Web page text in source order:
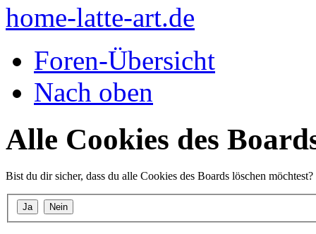
home-latte-art.de
Foren-Übersicht
Nach oben
Alle Cookies des
Bist du dir sicher, dass du alle Cookies des Boards löschen möchtest?